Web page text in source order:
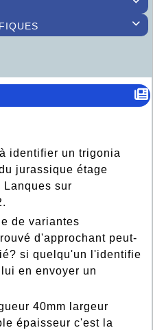

identifier un trigonia
jurassique étage
Lanques sur
de variantes
d'approchant peut-
si quelqu'un l'identifie
en envoyer un
40mm largeur
épaisseur c'est la